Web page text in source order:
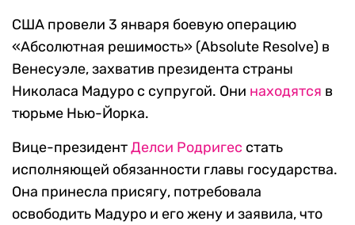
США провели 3 января боевую операцию
«Абсолютная решимость» (Absolute Resolve) в
Венесуэле, захватив президента страны
Николаса Мадуро с супругой. Они находятся в
тюрьме Нью-Йорка.
Вице-президентДелси Родригес стать
исполняющей обязанности главы государства.
Она принесла присягу, потребовала
освободить Мадуро и его жену и заявила, что